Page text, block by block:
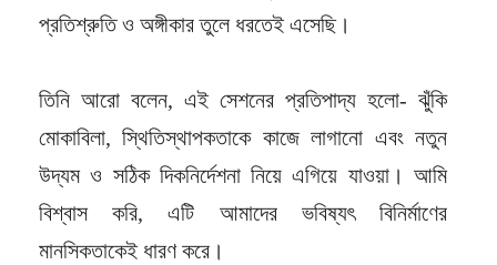
প্রতিশ্রুতি ও অঙ্গীকার তুলে ধরতেই এসেছি।
তিনি আরো বলেন, এই সেশনের প্রতিপাদ্য হলো- ঝুঁকি
মোকাবিলা, স্থিতিস্থাপকতাকে কাজে লাগানো এবং নতুন
উদ্যম ও সঠিক দিকনির্দেশনা নিয়ে এগিয়ে যাওয়া। আমি
বিশ্বাস করি, এটি আমাদের ভবিষ্যৎ বিনির্মাণের
মানসিকতাকেই ধারণ করে।